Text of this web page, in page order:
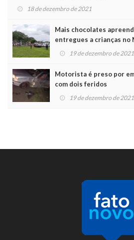
18 de dezembro de 2021
Mais chocolates
entregues a crianças no
19 de dezembro de 2021
Motorista é preso por
com dois feridos
19 de dezembro de 2021